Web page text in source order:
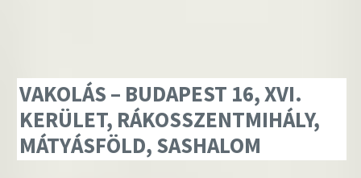
VAKOLÁS – BUDAPEST 16, XVI.
KERÜLET, RÁKOSSZENTMIHÁLY,
MÁTYÁSFÖLD, SASHALOM